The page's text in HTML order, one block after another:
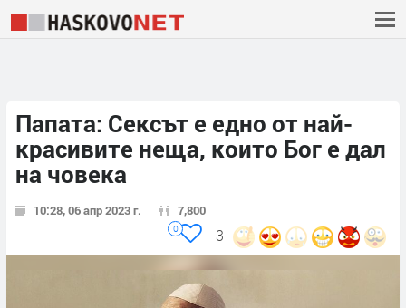
Папата: Сексът е едно от най-
красивите неща, които Бог е дал
на човека
10:28, 06 апр 2023 г. 7,800
3
0